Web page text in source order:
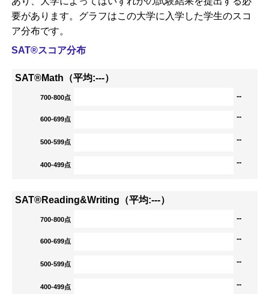
要があります。グラフはこの大学に入学した学生のスコ
ア分布です。
SAT®スコア分布
SAT®Math（平均:---）
700-800点 --
600-699点 --
500-599点 --
400-499点 --
SAT®Reading&Writing（平均:---）
700-800点 --
600-699点 --
500-599点 --
400-499点 --